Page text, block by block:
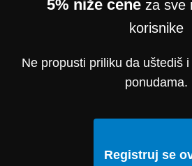
5% niže ceneza sve
korisnike
Ne propusti priliku da uštediš
ponudama.
Registruj se